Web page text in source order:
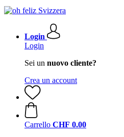
Login
Login
Sei un nuovo cliente?
Crea un account
Carrello CHF 0.00